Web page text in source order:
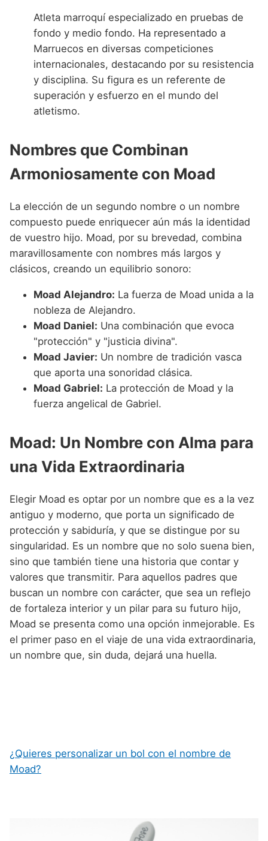
Atleta marroquí especializado en pruebas de
fondo y medio fondo. Ha representado a
Marruecos en diversas competiciones
internacionales, destacando por su resistencia
y disciplina. Su figura es un referente de
superación y esfuerzo en el mundo del
atletismo.
Nombres que Combinan
Armoniosamente con Moad
La elección de un segundo nombre o un nombre
compuesto puede enriquecer aún más la identidad
de vuestro hijo. Moad, por su brevedad, combina
maravillosamente con nombres más largos y
clásicos, creando un equilibrio sonoro:
Moad Alejandro: La fuerza de Moad unida a la
nobleza de Alejandro.
Moad Daniel: Una combinación que evoca
"protección" y "justicia divina".
Moad Javier: Un nombre de tradición vasca
que aporta una sonoridad clásica.
Moad Gabriel: La protección de Moad y la
fuerza angelical de Gabriel.
Moad: Un Nombre con Alma para
una Vida Extraordinaria
Elegir Moad es optar por un nombre que es a la vez
antiguo y moderno, que porta un significado de
protección y sabiduría, y que se distingue por su
singularidad. Es un nombre que no solo suena bien,
sino que también tiene una historia que contar y
valores que transmitir. Para aquellos padres que
buscan un nombre con carácter, que sea un reflejo
de fortaleza interior y un pilar para su futuro hijo,
Moad se presenta como una opción inmejorable. Es
el primer paso en el viaje de una vida extraordinaria,
un nombre que, sin duda, dejará una huella.
¿Quieres personalizar un bol con el nombre de
Moad?